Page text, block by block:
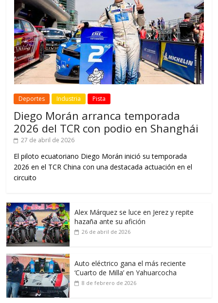
Deportes Industria Pista
Diego Morán arranca temporada
2026 del TCR con podio en Shanghái
27 de abril de 2026
El piloto ecuatoriano Diego Morán inició su temporada
2026 en el TCR China con una destacada actuación en el
circuito
Alex Márquez se luce en Jerez y repite
hazaña ante su afición
26 de abril de 2026
Auto eléctrico gana el más reciente
‘Cuarto de Milla’ en Yahuarcocha
8 de febrero de 2026